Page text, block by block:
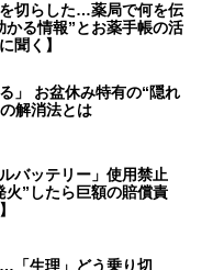
切らした…薬局で何を伝
る情報”とお薬手帳の活
聞く】
」 お盆休み特有の“隠れ
解消法とは
バッテリー」使用禁止
火”したら巨額の賠償責
「生理」どう乗り切